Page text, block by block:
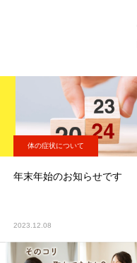
体の症状について
年末年始のお知らせです
2023.12.08